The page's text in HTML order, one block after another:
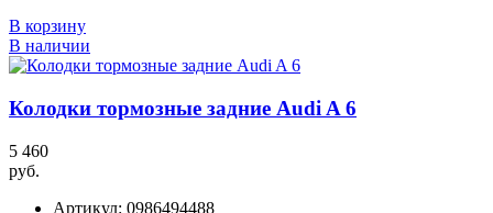
В корзину
В наличии
Колодки тормозные задние Audi A 6
5 460
руб.
Артикул: 0986494488